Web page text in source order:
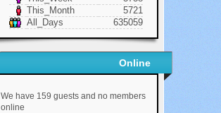
This_Month
5721
All_Days
635059
Online
We have 159 guests and no members
online